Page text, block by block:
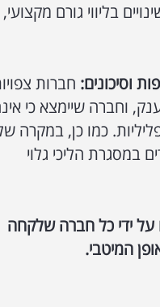
בליווי גורם
וסיכונים: חברות
וחברה שיימצא כי
כמו כן, במקרה
במסגרת הליכי גלוי
על ידי כל חברה שלקחה
המיטבי.